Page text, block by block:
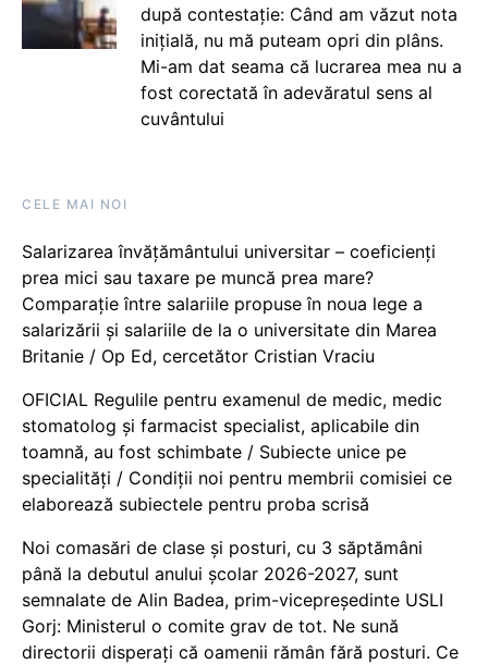
după contestație: Când am văzut nota
inițială, nu mă puteam opri din plâns.
Mi-am dat seama că lucrarea mea nu a
fost corectată în adevăratul sens al
cuvântului
CELE MAI NOI
Salarizarea învățământului universitar – coeficienți
prea mici sau taxare pe muncă prea mare?
Comparație între salariile propuse în noua lege a
salarizării și salariile de la o universitate din Marea
Britanie / Op Ed, cercetător Cristian Vraciu
OFICIAL Regulile pentru examenul de medic, medic
stomatolog și farmacist specialist, aplicabile din
toamnă, au fost schimbate / Subiecte unice pe
specialități / Condiții noi pentru membrii comisiei ce
elaborează subiectele pentru proba scrisă
Noi comasări de clase și posturi, cu 3 săptămâni
până la debutul anului școlar 2026-2027, sunt
semnalate de Alin Badea, prim-vicepreședinte USLI
Gorj: Ministerul o comite grav de tot. Ne sună
directorii disperați că oamenii rămân fără posturi. Ce